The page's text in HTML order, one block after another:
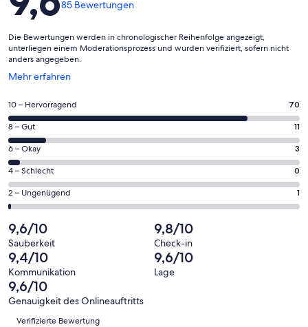
85 Bewertungen
Die Bewertungen werden in chronologischer Reihenfolge angezeigt,
unterliegen einem Moderationsprozess und wurden verifiziert, sofern nicht
anders angegeben.
Mehr erfahren
Wird
einem
neuen
Fenster
geöffnet
70
von
insgesamt
85
Gästebewertungen
haben
eine
Bewertung
von
10
-
Hervorragend
10 – Hervorragend 70
11
von
insgesamt
85
Gästebewertungen
haben
Bewertung
von
8
-
Gut
8 – Gut 11
3
von
insgesamt
85
Gästebewertungen
haben
eine
Bewertung
von
6
-
Okay
6 – Okay 3
0
von
insgesamt
Gästebewertungen
haben
eine
Bewertung
von
4
4 – Schlecht 0
1
von
insgesamt
85
Gästebewertungen
haben
eine
Bewertung
2 – Ungenügend 1
9,6/10
Sauberkeit
9,8/10
Check-in
9,4/10
Kommunikation
9,6/10
Lage
9,6/10
Genauigkeit des Onlineauftritts
Bewertungen
Verifizierte Bewertung